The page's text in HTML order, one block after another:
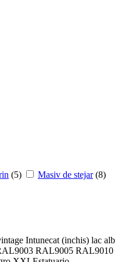
(5) Masiv de stejar (8)
Intunecat (inchis) lac alb
RAL9005 RAL9010